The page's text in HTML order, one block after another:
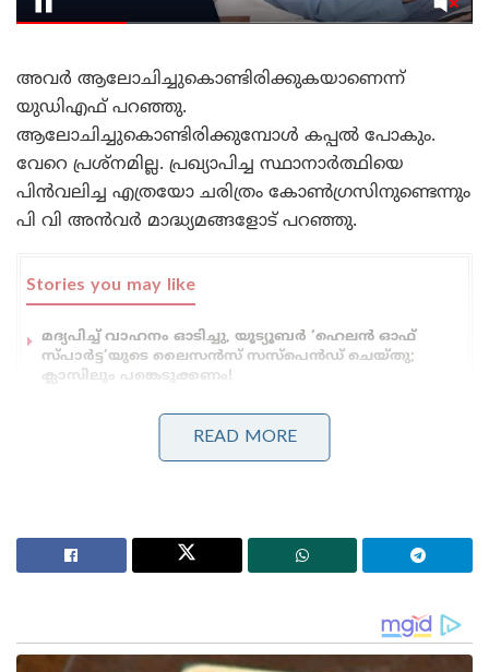
അവർ ആലോചിച്ചുകൊണ്ടിരിക്കുകയാണെന്ന്
യുഡിഎഫ് പറഞ്ഞു.
ആലോചിച്ചുകൊണ്ടിരിക്കുമ്പോൾ കപ്പൽ പോകും.
വേറെ പ്രശ്നമില്ല. പ്രഖ്യാപിച്ച സ്ഥാനാർത്ഥിയെ
പിൻവലിച്ച എത്രയോ ചരിത്രം കോൺഗ്രസിനുണ്ടെന്നും
പി വി അൻവർ മാദ്ധ്യമങ്ങളോട് പറഞ്ഞു.
Stories you may like
മദ്യപിച്ച് വാഹനം ഓടിച്ചു, യൂട്യൂബർ ‘ഹെലൻ ഓഫ്
സ്പാർട്ട’യുടെ ലൈസൻസ് സസ്പെൻഡ് ചെയ്തു;
ക്ലാസിലും പങ്കെടുക്കണം!
മറിഞ്ഞ് ദാരുണാപകടം: ഡ്രൈവറും കണ്ടക്ടറും മരിച്ചു,
20 യാത്രക്കാർക്ക് പരുക്ക്!
ഒഴിവാക്കാൻ, ഈ സർക്കാരിനെതിരെ ജനവികാരം
ഒരുമിച്ചു കൂട്ടി എല്ലാ വോട്ടുകളും ഒരു പെട്ടിയിലാക്കി
എന്നാണ് പറയാനുള്ളത്. പിണറായിക്കെതിരെ ജീവൻ
പോലും പണയപ്പെടുത്തിയാണ് രംഗത്തു വന്നത്. എന്റെ
READ MORE